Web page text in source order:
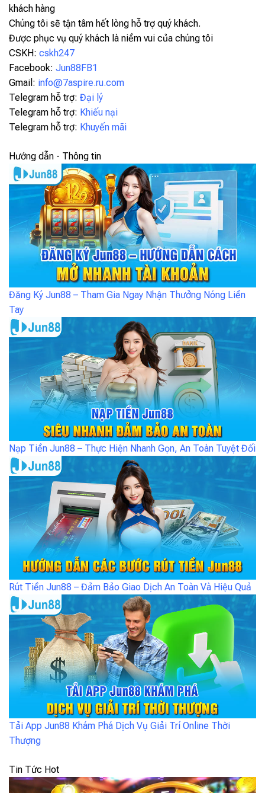
khách hàng
Chúng tôi sẽ tận tâm hết lòng hỗ trợ quý khách.
Được phục vụ quý khách là niềm vui của chúng tôi
CSKH: cskh247
Facebook: Jun88FB1
Gmail: info@7aspire.ru.com
Telegram hỗ trợ: Đại lý
Telegram hỗ trợ: Khiếu nại
Telegram hỗ trợ: Khuyến mãi
Hướng dẫn - Thông tin
Đăng Ký Jun88 – Tham Gia Ngay Nhận Thưởng Nóng Liền
Tay
Nạp Tiền Jun88 – Thực Hiện Nhanh Gọn, An Toàn Tuyệt Đối
Rút Tiền Jun88 – Đảm Bảo Giao Dịch An Toàn Và Hiệu Quả
Tải App Jun88 Khám Phá Dịch Vụ Giải Trí Online Thời
Thượng
Tin Tức Hot